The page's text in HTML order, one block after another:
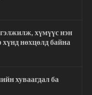
хүмүүс нэн
нөхцөлд байна
хуваагдал ба